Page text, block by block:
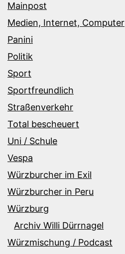
Mainpost
Medien, Internet, Computer
Panini
Politik
Sport
Sportfreundlich
Straßenverkehr
Total bescheuert
Uni / Schule
Vespa
Würzburcher im Exil
Würzburcher in Peru
Würzburg
Archiv Willi Dürrnagel
Würzmischung / Podcast